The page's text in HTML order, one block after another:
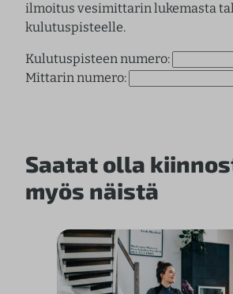
ilmoitus vesimittarin lukemasta
kulutuspisteelle.
Kulutuspisteen numero:
Mittarin numero:
Saatat olla
myös näistä